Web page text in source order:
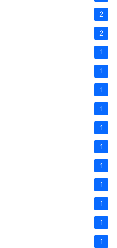
2
2
1
1
1
1
1
1
1
1
1
1
1